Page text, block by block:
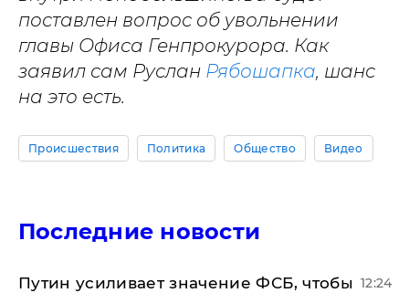
поставлен вопрос об увольнении
главы Офиса Генпрокурора. Как
заявил сам Руслан Рябошапка, шанс
на это есть.
Происшествия Политика Общество Видео
Последние новости
Путин усиливает значение ФСБ, чтобы 12:24